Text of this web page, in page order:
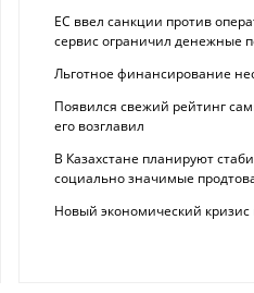
ЕС ввел санкции против
сервис ограничил денежные
Льготное финансирование
Появился свежий рейтинг
его возглавил
В Казахстане планируют
социально значимые
Новый экономический